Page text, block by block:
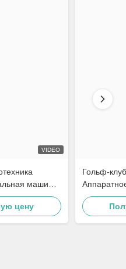
VIDEO
машина
крана
цену
Гольф-
Touch